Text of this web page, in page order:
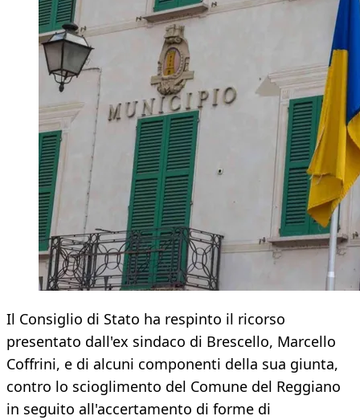
Il Consiglio di Stato ha respinto il ricorso
presentato dall'ex sindaco di Brescello, Marcello
Coffrini, e di alcuni componenti della sua giunta,
contro lo scioglimento del Comune del Reggiano
in seguito all'accertamento di forme di